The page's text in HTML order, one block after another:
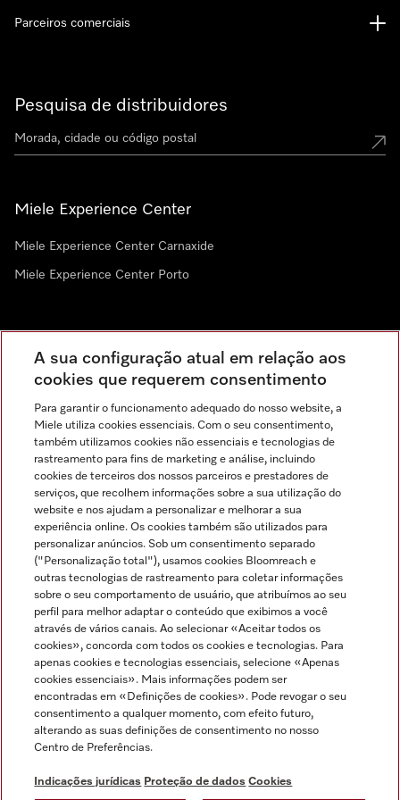
Pesquisa de distribuidores
Miele Experience Center
Miele Experience Center Carnaxide
Miele Experience Center Porto
Parceiros comerciais
Indicações jurídicas
Condições gerais
Proteção de dados
Condições de utilização
Canal de Ética
Formulário de livre resolução
Miele no Instagram
Miele no Facebook
Miele no Youtube
A sua configuração atual em relação aos
cookies que requerem consentimento
Para garantir o funcionamento adequado do nosso website, a
Miele utiliza cookies essenciais. Com o seu consentimento,
também utilizamos cookies não essenciais e tecnologias de
rastreamento para fins de marketing e análise, incluindo
cookies de terceiros dos nossos parceiros e prestadores de
serviços, que recolhem informações sobre a sua utilização do
website e nos ajudam a personalizar e melhorar a sua
experiência online. Os cookies também são utilizados para
personalizar anúncios. Sob um consentimento separado
("Personalização total"), usamos cookies Bloomreach e
outras tecnologias de rastreamento para coletar informações
sobre o seu comportamento de usuário, que atribuímos ao seu
perfil para melhor adaptar o conteúdo que exibimos a você
através de vários canais. Ao selecionar «Aceitar todos os
cookies», concorda com todos os cookies e tecnologias. Para
apenas cookies e tecnologias essenciais, selecione «Apenas
cookies essenciais». Mais informações podem ser
encontradas em «Definições de cookies». Pode revogar o seu
consentimento a qualquer momento, com efeito futuro,
alterando as suas definições de consentimento no nosso
Centro de Preferências.
Indicações jurídicas Proteção de dados Cookies